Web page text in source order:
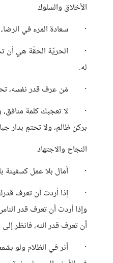
الأخلاق والسلوك
· سعادة المرء في الرضا،
· الحريّة الحقّة هي أن
له.
· مَن عرف قدر نفسه،
· لا تعجبك كلمة منافق،
بركن ظالم، ولا تحتمِ بدار
النجاح والاجتهاد
· آمال بلا عمل كسفينة
· إذا أردت أن تعرف
وإذا أردت أن تعرف قدر
أن تعرف قدر الله، فانظر
· أنر في الظلام ولو